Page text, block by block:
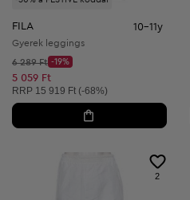
FILA 10-11y
Gyerek leggings
Kezdő ár:
6 289 Ft
Discount Price:
-19%
Csökkentett ár:
5 059 Ft
Ajánlott ár:
RRP 15 919 Ft (-68%)
2